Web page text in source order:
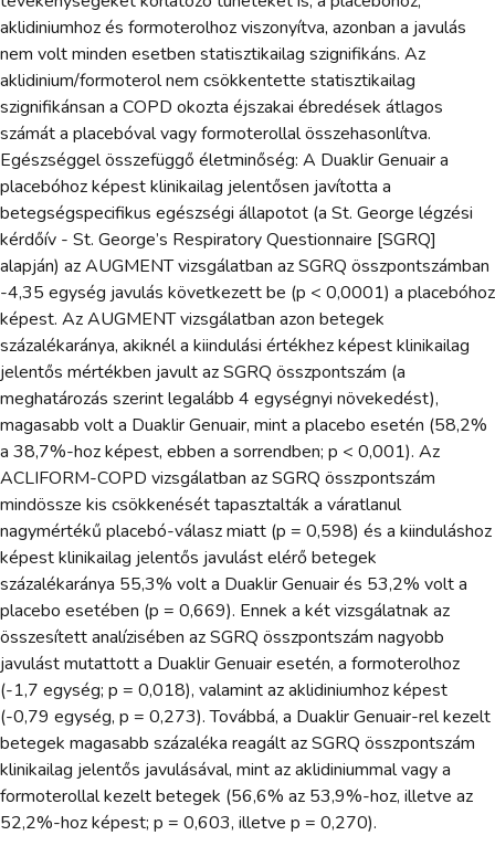
aklidiniumhoz és formoterolhoz viszonyítva, azonban a javulás
nem volt minden esetben statisztikailag szignifikáns. Az
aklidinium/formoterol nem csökkentette statisztikailag
szignifikánsan a COPD okozta éjszakai ébredések átlagos
számát a placebóval vagy formoterollal összehasonlítva.
Egészséggel összefüggő életminőség: A Duaklir Genuair a
placebóhoz képest klinikailag jelentősen javította a
betegségspecifikus egészségi állapotot (a St. George légzési
kérdőív - St. George’s Respiratory Questionnaire [SGRQ]
alapján) az AUGMENT vizsgálatban az SGRQ összpontszámban
-4,35 egység javulás következett be (p < 0,0001) a placebóhoz
képest. Az AUGMENT vizsgálatban azon betegek
százalékaránya, akiknél a kiindulási értékhez képest klinikailag
jelentős mértékben javult az SGRQ összpontszám (a
meghatározás szerint legalább 4 egységnyi növekedést),
magasabb volt a Duaklir Genuair, mint a placebo esetén (58,2%
a 38,7%-hoz képest, ebben a sorrendben; p < 0,001). Az
ACLIFORM-COPD vizsgálatban az SGRQ összpontszám
mindössze kis csökkenését tapasztalták a váratlanul
nagymértékű placebó-válasz miatt (p = 0,598) és a kiinduláshoz
képest klinikailag jelentős javulást elérő betegek
százalékaránya 55,3% volt a Duaklir Genuair és 53,2% volt a
placebo esetében (p = 0,669). Ennek a két vizsgálatnak az
összesített analízisében az SGRQ összpontszám nagyobb
javulást mutattott a Duaklir Genuair esetén, a formoterolhoz
(-1,7 egység; p = 0,018), valamint az aklidiniumhoz képest
(-0,79 egység, p = 0,273). Továbbá, a Duaklir Genuair-rel kezelt
betegek magasabb százaléka reagált az SGRQ összpontszám
klinikailag jelentős javulásával, mint az aklidiniummal vagy a
formoterollal kezelt betegek (56,6% az 53,9%-hoz, illetve az
52,2%-hoz képest; p = 0,603, illetve p = 0,270).